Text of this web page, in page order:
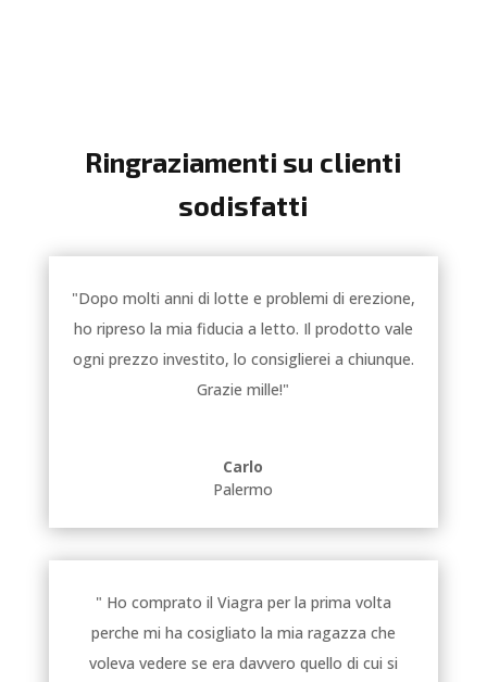
Ringraziamenti su clienti
sodisfatti
"Dopo molti anni di lotte e problemi di erezione,
ho ripreso la mia fiducia a letto. Il prodotto vale
ogni prezzo investito, lo consiglierei a chiunque.
Grazie mille!"
Carlo
Palermo
" Ho comprato il Viagra per la prima volta
perche mi ha cosigliato la mia ragazza che
voleva vedere se era davvero quello di cui si